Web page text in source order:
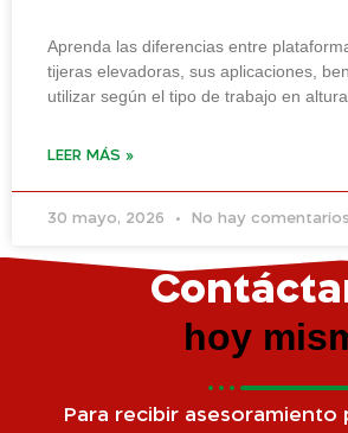
Aprenda las diferencias entre
tijeras elevadoras, sus aplicaciones,
utilizar según el tipo de trabajo en
LEER MÁS »
30 mayo, 2026 No hay comentarios
hoy
Para recibir asesoramiento